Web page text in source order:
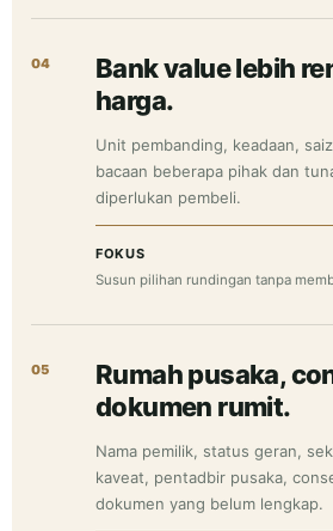
04
Bank value lebih
harga.
Unit pembanding, keadaan,
bacaan beberapa pihak dan
diperlukan pembeli.
FOKUS
Susun pilihan rundingan tanpa
05
Rumah pusaka,
dokumen rumit.
Nama pemilik, status geran,
kaveat, pentadbir pusaka,
dokumen yang belum lengkap.